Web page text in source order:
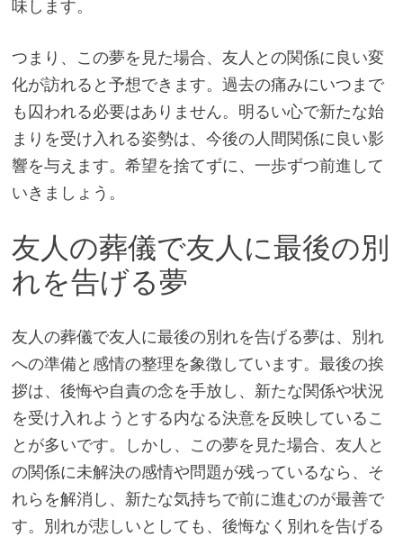
味します。
つまり、この夢を見た場合、友人との関係に良い変
化が訪れると予想できます。過去の痛みにいつまで
も囚われる必要はありません。明るい心で新たな始
まりを受け入れる姿勢は、今後の人間関係に良い影
響を与えます。希望を捨てずに、一歩ずつ前進して
いきましょう。
友人の葬儀で友人に最後の別
れを告げる夢
友人の葬儀で友人に最後の別れを告げる夢は、別れ
への準備と感情の整理を象徴しています。最後の挨
拶は、後悔や自責の念を手放し、新たな関係や状況
を受け入れようとする内なる決意を反映しているこ
とが多いです。しかし、この夢を見た場合、友人と
の関係に未解決の感情や問題が残っているなら、そ
れらを解消し、新たな気持ちで前に進むのが最善で
す。別れが悲しいとしても、後悔なく別れを告げる